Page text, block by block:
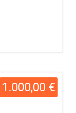
1.000,00 €